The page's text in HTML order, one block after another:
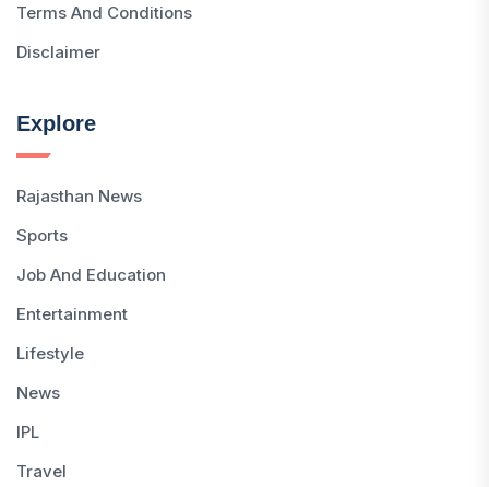
Terms And Conditions
Disclaimer
Explore
Rajasthan News
Sports
Job And Education
Entertainment
Lifestyle
News
IPL
Travel